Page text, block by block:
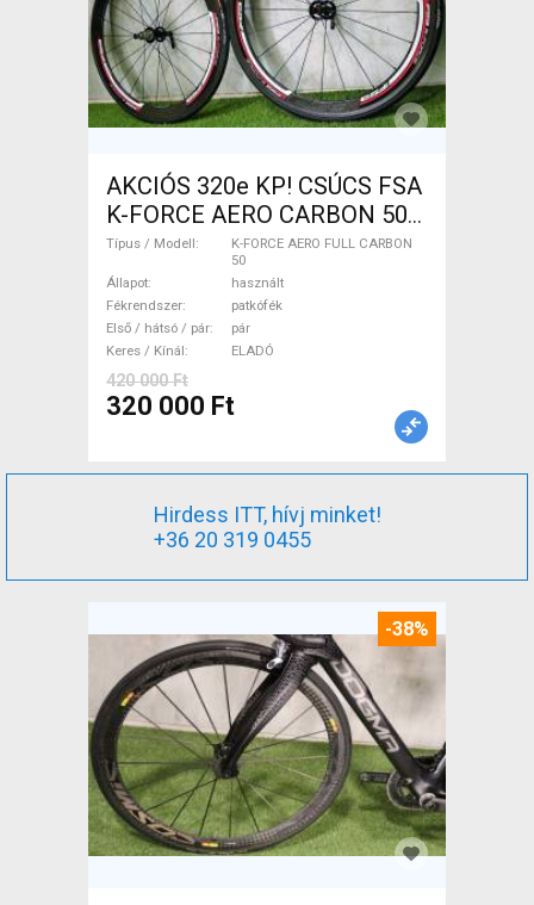
AKCIÓS 320e KP! CSÚCS FSA
K-FORCE AERO CARBON 50
Tubular 1.390gr K-FORCE
AERO FULL CARBON 50
Országúti / Gravel / Triatlon
Alkatrész, Országúti Kerék /
Felni / Gumi használt ELADÓ
Típus / Modell
K-FORCE AERO FULL CARBON
50
Állapot
használt
Fékrendszer
patkófék
Első / hátsó / pár
pár
Keres / Kínál
ELADÓ
420 000 Ft
320 000 Ft
Hirdess ITT, hívj minket!
+36 20 319 0455
-38%